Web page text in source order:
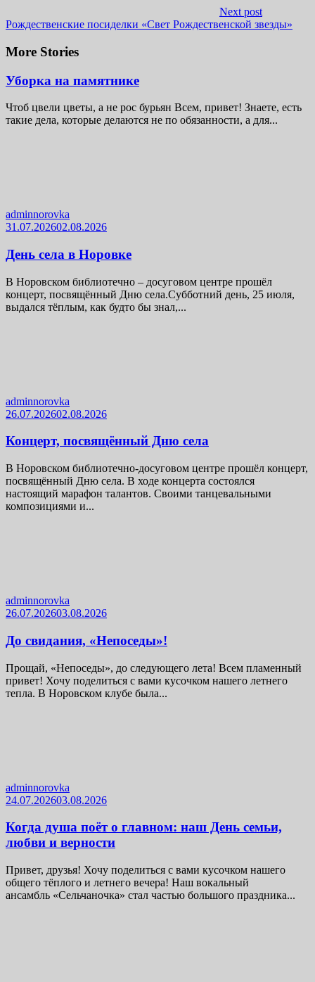
Next post
Рождественские посиделки «Свет Рождественской звезды»
More Stories
Уборка на памятнике
Чтоб цвели цветы, а не рос бурьян Всем, привет! Знаете, есть
такие дела, которые делаются не по обязанности, а для...
adminnorovka
31.07.202602.08.2026
День села в Норовке
В Норовском библиотечно – досуговом центре прошёл
концерт, посвящённый Дню села.Субботний день, 25 июля,
выдался тёплым, как будто бы знал,...
adminnorovka
26.07.202602.08.2026
Концерт, посвящённый Дню села
В Норовском библиотечно-досуговом центре прошёл концерт,
посвящённый Дню села. В ходе концерта состоялся
настоящий марафон талантов. Своими танцевальными
композициями и...
adminnorovka
26.07.202603.08.2026
До свидания, «Непоседы»!
Прощай, «Непоседы», до следующего лета! Всем пламенный
привет! Хочу поделиться с вами кусочком нашего летнего
тепла. В Норовском клубе была...
adminnorovka
24.07.202603.08.2026
Когда душа поёт о главном: наш День семьи,
любви и верности
Привет, друзья! Хочу поделиться с вами кусочком нашего
общего тёплого и летнего вечера! Наш вокальный
ансамбль «Сельчаночка» стал частью большого праздника...